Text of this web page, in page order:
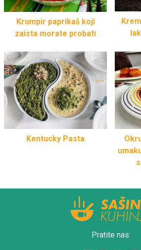
Krumpir paprikaš koji
zaista morate probati
Kentucky Pasta
Pratite nas: